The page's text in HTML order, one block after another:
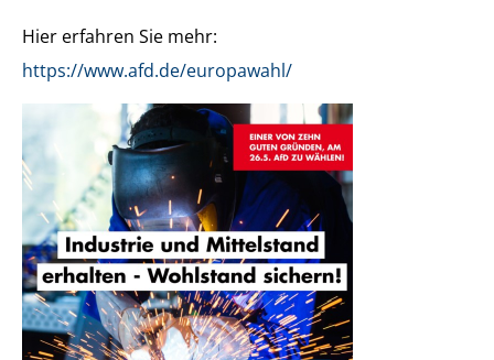
Hier erfahren Sie mehr:
https://www.afd.de/europawahl/